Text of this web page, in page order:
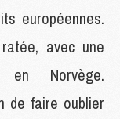
européennes.
avec une
Norvège.
de faire oublier